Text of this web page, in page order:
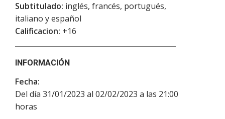
Subtitulado: inglés, francés, portugués,
italiano y español
Calificacion: +16
INFORMACIÓN
Fecha:
Del día 31/01/2023 al 02/02/2023 a las 21:00
horas